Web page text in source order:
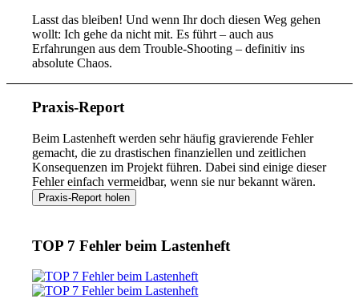
Lasst das bleiben! Und wenn Ihr doch diesen Weg gehen
wollt: Ich gehe da nicht mit. Es führt – auch aus
Erfahrungen aus dem Trouble-Shooting – definitiv ins
absolute Chaos.
Praxis-Report
Beim Lastenheft werden sehr häufig gravierende Fehler
gemacht, die zu drastischen finanziellen und zeitlichen
Konsequenzen im Projekt führen. Dabei sind einige dieser
Fehler einfach vermeidbar, wenn sie nur bekannt wären.
TOP 7 Fehler beim Lastenheft